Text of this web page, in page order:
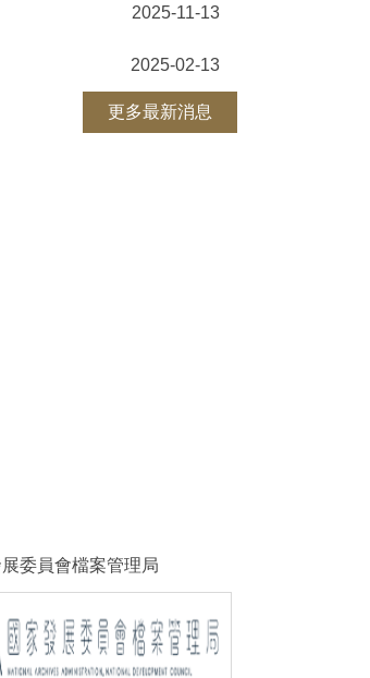
2025-11-13
2025-02-13
更多最新消息
委員會檔案管理局